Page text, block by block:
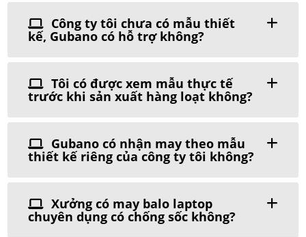
Công ty tôi chưa có mẫu thiết
kế, Gubano có hỗ trợ không?
Tôi có được xem mẫu thực tế
trước khi sản xuất hàng loạt không?
Gubano có nhận may theo mẫu
thiết kế riêng của công ty tôi không?
Xưởng có may balo laptop
chuyên dụng có chống sốc không?